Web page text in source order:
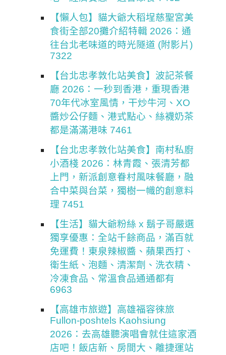
【懶人包】貓大爺大稻埕慈聖宮美
食街全部20攤介紹特輯 2026：通
往台北老味道的時光隧道 (附影片)
7322
【台北忠孝敦化站美食】波記茶餐
廳 2026：一秒到香港，重現香港
70年代冰室風情，干炒牛河、XO
醬炒公仔麵、港式點心、絲襪奶茶
都是滿滿港味 7461
【台北忠孝敦化站美食】南村私廚
小酒棧 2026：林青霞、張清芳都
上門，新派創意眷村風味餐廳，融
合中菜與台菜，獨樹一幟的創意料
理 7451
【生活】貓大爺粉絲 x 鬍子哥嚴選
獨享優惠：全站千餘商品，滿百就
免運費！東泉辣椒醬、蘋果西打、
衛生紙、泡麵、清潔劑、洗衣精、
冷凍食品、常溫食品通通都有
6963
【高雄市旅遊】高雄福容徠旅
Fullon-poshtels Kaohsiung
2026：去高雄聽演唱會就住這家酒
店吧！飯店新、房間大、離捷運站